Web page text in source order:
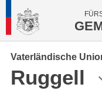
Vaterländische
Ruggell